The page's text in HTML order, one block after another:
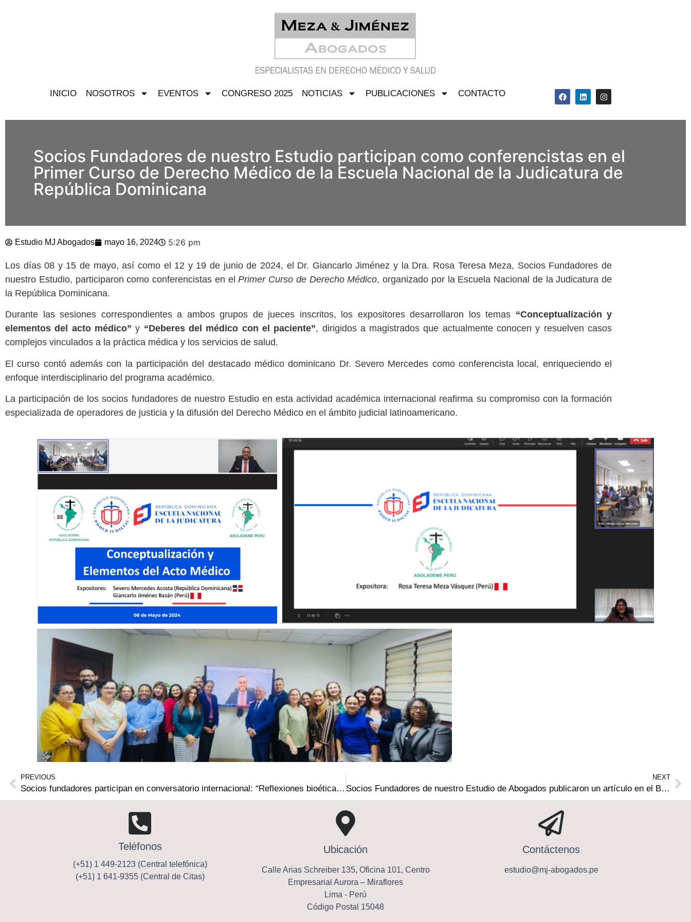
INICIO NOSOTROS EVENTOS CONGRESO 2025 NOTICIAS PUBLICACIONES CONTACTO
Socios Fundadores de nuestro Estudio participan como conferencistas en el
Primer Curso de Derecho Médico de la Escuela Nacional de la Judicatura de
República Dominicana
Estudio MJ Abogados mayo 16, 2024 5:26 pm
Los días 08 y 15 de mayo, así como el 12 y 19 de junio de 2024, el Dr. Giancarlo Jiménez y la Dra. Rosa Teresa Meza, Socios Fundadores de
nuestro Estudio, participaron como conferencistas en elPrimer Curso de Derecho Médico, organizado por la Escuela Nacional de la Judicatura de
la República Dominicana.
Durante las sesiones correspondientes a ambos grupos de jueces inscritos, los expositores desarrollaron los temas “Conceptualización y
elementos del acto médico” y “Deberes del médico con el paciente”, dirigidos a magistrados que actualmente conocen y resuelven casos
complejos vinculados a la práctica médica y los servicios de salud.
El curso contó además con la participación del destacado médico dominicano Dr. Severo Mercedes como conferencista local, enriqueciendo el
enfoque interdisciplinario del programa académico.
La participación de los socios fundadores de nuestro Estudio en esta actividad académica internacional reafirma su compromiso con la formación
especializada de operadores de justicia y la difusión del Derecho Médico en el ámbito judicial latinoamericano.
PREVIOUS
Socios fundadores participan en conversatorio internacional: “Reflexiones bioéticas sobre la aplicación de medicamentos biotecnológicos”
NEXT
Socios Fundadores de nuestro Estudio de Abogados publicaron un artículo en el Boletín de la Asociación Mundial de Derecho Médico que corresponde a junio de 2024
Teléfonos
(+51) 1 449-2123 (Central telefónica)
(+51) 1 641-9355 (Central de Citas)
Ubicación
Calle Arias Schreiber 135, Oficina 101, Centro
Empresarial Aurora – Miraflores
Lima - Perú
Código Postal 15048
Contáctenos
estudio@mj-abogados.pe